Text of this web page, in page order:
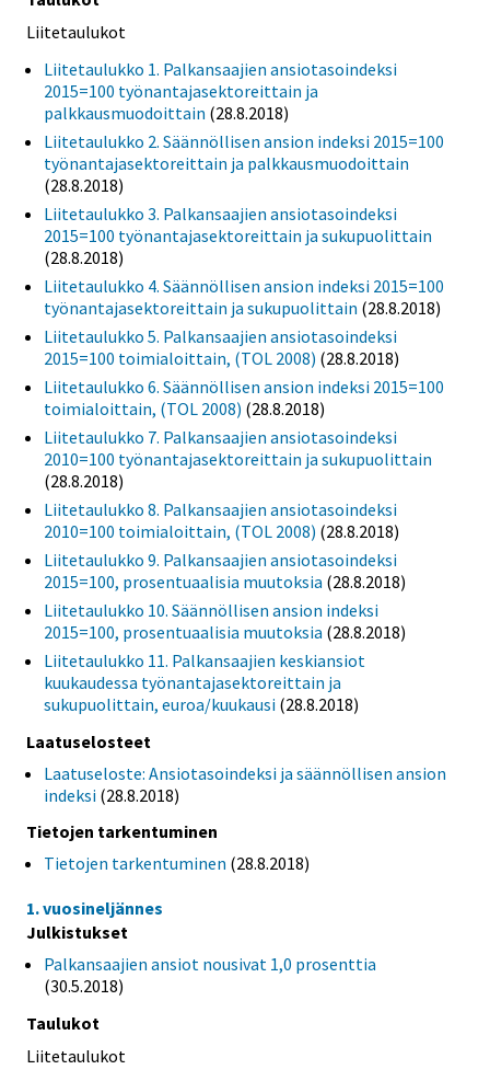
Liitetaulukot
Liitetaulukko 1. Palkansaajien ansiotasoindeksi
2015=100 työnantajasektoreittain ja
palkkausmuodoittain (28.8.2018)
Liitetaulukko 2. Säännöllisen ansion indeksi 2015=100
työnantajasektoreittain ja palkkausmuodoittain
(28.8.2018)
Liitetaulukko 3. Palkansaajien ansiotasoindeksi
2015=100 työnantajasektoreittain ja sukupuolittain
(28.8.2018)
Liitetaulukko 4. Säännöllisen ansion indeksi 2015=100
työnantajasektoreittain ja sukupuolittain (28.8.2018)
Liitetaulukko 5. Palkansaajien ansiotasoindeksi
2015=100 toimialoittain, (TOL 2008) (28.8.2018)
Liitetaulukko 6. Säännöllisen ansion indeksi 2015=100
toimialoittain, (TOL 2008) (28.8.2018)
Liitetaulukko 7. Palkansaajien ansiotasoindeksi
2010=100 työnantajasektoreittain ja sukupuolittain
(28.8.2018)
Liitetaulukko 8. Palkansaajien ansiotasoindeksi
2010=100 toimialoittain, (TOL 2008) (28.8.2018)
Liitetaulukko 9. Palkansaajien ansiotasoindeksi
2015=100, prosentuaalisia muutoksia (28.8.2018)
Liitetaulukko 10. Säännöllisen ansion indeksi
2015=100, prosentuaalisia muutoksia (28.8.2018)
Liitetaulukko 11. Palkansaajien keskiansiot
kuukaudessa työnantajasektoreittain ja
sukupuolittain, euroa/kuukausi (28.8.2018)
Laatuselosteet
Laatuseloste: Ansiotasoindeksi ja säännöllisen ansion
indeksi (28.8.2018)
Tietojen tarkentuminen
Tietojen tarkentuminen (28.8.2018)
1. vuosineljännes
Julkistukset
Palkansaajien ansiot nousivat 1,0 prosenttia
(30.5.2018)
Taulukot
Liitetaulukot